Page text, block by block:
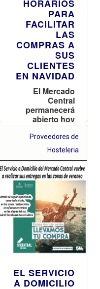
HORARIOS
PARA
FACILITAR
LAS
COMPRAS A
SUS
CLIENTES
EN NAVIDAD
El Mercado
Central
permanecerá
abierto hoy
hasta las 19 h y
amplía también
su horario esta
la víspera de
Nochevieja y
Nochevieja
hasta las 16 h
Proveedores de
Hosteleria
EL SERVICIO
A DOMICILIO